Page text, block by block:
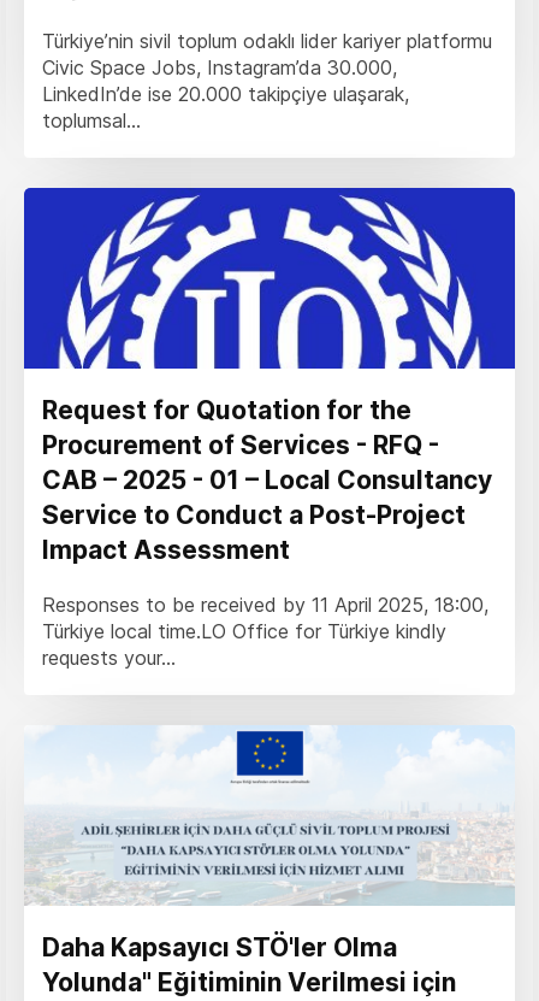
Türkiye’nin sivil toplum odaklı lider kariyer platformu
Civic Space Jobs, Instagram’da 30.000,
LinkedIn’de ise 20.000 takipçiye ulaşarak,
toplumsal...
Request for Quotation for the
Procurement of Services - RFQ -
CAB – 2025 - 01 – Local Consultancy
Service to Conduct a Post-Project
Impact Assessment
Responses to be received by 11 April 2025, 18:00,
Türkiye local time.LO Office for Türkiye kindly
requests your...
Daha Kapsayıcı STÖ'ler Olma
Yolunda" Eğitiminin Verilmesi için